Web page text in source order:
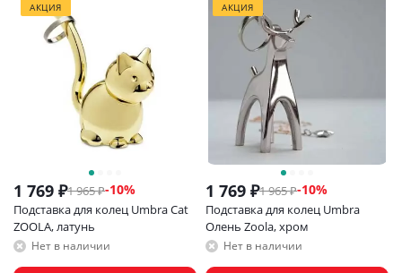
АКЦИЯ
1 769 ₽1 965₽-10%
Подставка для колец Umbra Cat
ZOOLA, латунь
Нет в наличии
АКЦИЯ
1 769 ₽1 965₽-10%
Подставка для колец Umbra
Олень Zoola, хром
Нет в наличии